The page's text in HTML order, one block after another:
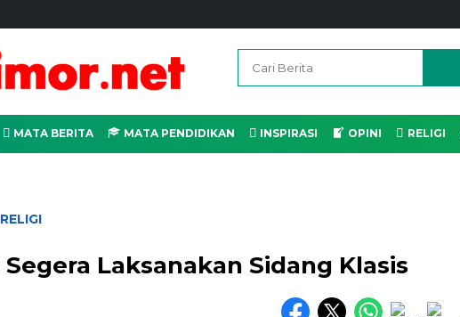
MATA BERITA MATA PENDIDIKAN INSPIRASI OPINI RELIGI
RELIGI
Laksanakan Sidang Klasis